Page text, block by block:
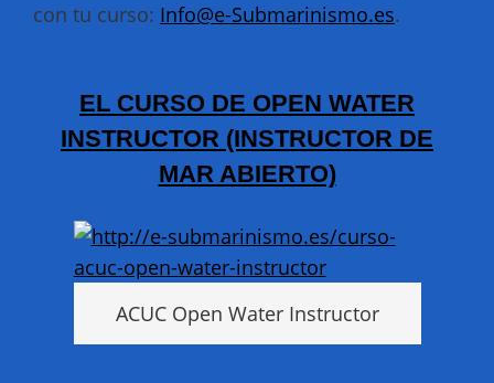
con tu curso: Info@e-Submarinismo.es.
EL CURSO DE OPEN WATER
INSTRUCTOR (INSTRUCTOR DE
MAR ABIERTO)
ACUC Open Water Instructor